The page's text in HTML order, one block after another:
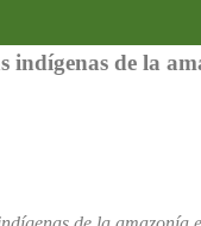
indígenas de la